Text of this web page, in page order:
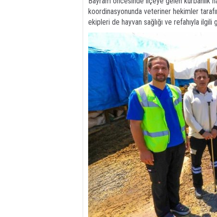
koordinasyonunda veteriner hekimler
ekipleri de hayvan sağlığı ve refahıyla